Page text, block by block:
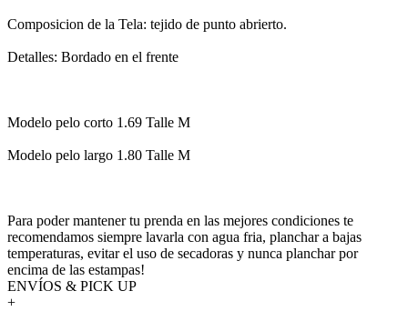
Composicion de la Tela: tejido de punto abrierto.
Detalles: Bordado en el frente
Modelo pelo corto 1.69 Talle M
Modelo pelo largo 1.80 Talle M
Para poder mantener tu prenda en las mejores condiciones te
recomendamos siempre lavarla con agua fria, planchar a bajas
temperaturas, evitar el uso de secadoras y nunca planchar por
encima de las estampas!
ENVÍOS & PICK UP
+